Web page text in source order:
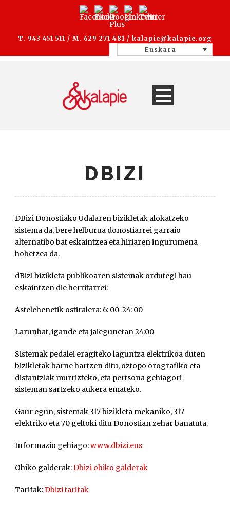
T. 943 451 511 / M. 629 271 481 / kalapie@kalapie.org
Euskara
DBIZI
DBizi Donostiako Udalaren bizikletak alokatzeko
sistema da, bere helburua donostiarrei garraio
alternatibo bat eskaintzea eta hiriaren ingurumena
hobetzea da.
dBizi bizikleta publikoaren sistemak ordutegi hau
eskaintzen die herritarrei:
Astelehenetik ostiralera: 6: 00-24: 00
Larunbat, igande eta jaiegunetan 24:00
Sistemak pedalei eragiteko laguntza elektrikoa duten
bizikletak barne hartzen ditu, oztopo orografiko eta
distantziak murrizteko, eta pertsona gehiagori
sisteman sartzeko aukera emateko.
Gaur egun, sistemak 317 bizikleta mekaniko, 317
elektriko eta 70 geltoki ditu Donostian zehar banatuta.
Informazio gehiago:www.dbizi.eus
Ohiko galderak:Dbizi ohiko galderak
Tarifak:Dbizi tarifak